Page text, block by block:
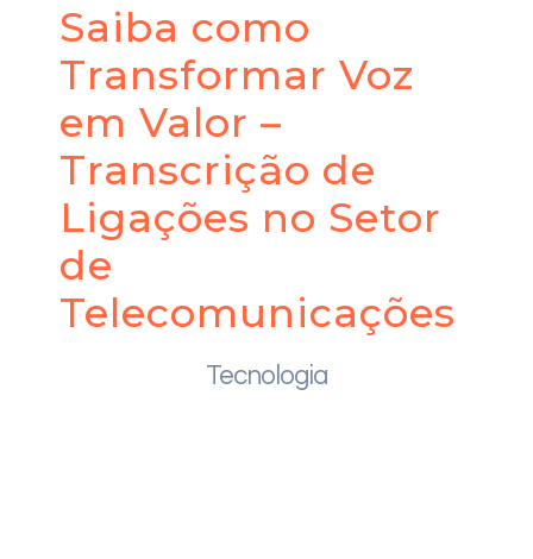
Saiba como
Transformar Voz
em Valor –
Transcrição de
Ligações no Setor
de
Telecomunicações
Tecnologia